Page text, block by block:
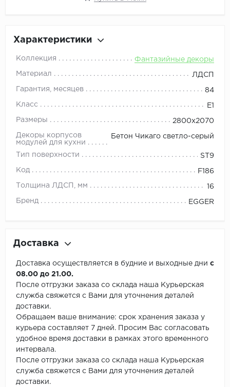
Характеристики
Коллекция Фантазийные декоры
Материал ЛДСП
Гарантия, месяцев 84
Класс E1
Размеры 2800x2070
Декоры корпусов
модулей для кухни
Бетон Чикаго светло-серый
Тип поверхности ST9
Код F186
Толщина ЛДСП, мм 16
Бренд EGGER
Доставка
Доставка осуществляется в будние и выходные дни с
08.00 до 21.00.
После отгрузки заказа со склада наша Курьерская
служба свяжется с Вами для уточнения деталей
доставки.
Обращаем ваше внимание: срок хранения заказа у
курьера составляет 7 дней. Просим Вас согласовать
удобное время доставки в рамках этого временного
интервала.
После отгрузки заказа со склада наша Курьерская
служба свяжется с Вами для уточнения деталей
доставки.